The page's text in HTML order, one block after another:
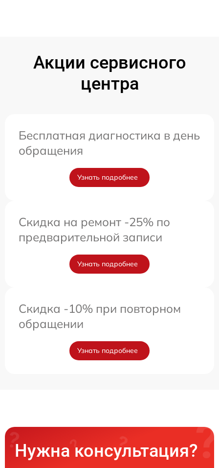
Акции сервисного
центра
Бесплатная диагностика в день
обращения
Узнать подробнее
Скидка на ремонт -25% по
предварительной записи
Узнать подробнее
Скидка -10% при повторном
обращении
Узнать подробнее
Нужна консультация?